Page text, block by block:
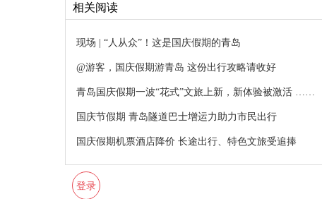
相关阅读
现场 | “人从众”！这是国庆假期的青岛
@游客，国庆假期游青岛 这份出行攻略请收好
青岛国庆假期一波“花式”文旅上新，新体验被激活 ……
国庆节假期 青岛隧道巴士增运力助力市民出行
国庆假期机票酒店降价 长途出行、特色文旅受追捧
登录